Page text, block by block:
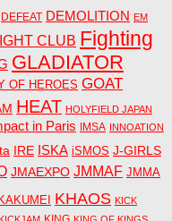
DEFEAT DEMOLITION EM
CLUB Fighting
GLADIATOR
OF HEROES GOAT
HEAT HOLYFIELD JAPAN
in Paris IMSA INNOATION
IRE ISKA iSMOS J-GIRLS
JMAEXPO JMMAF JMMA
KAKUMEI KHAOS KICK